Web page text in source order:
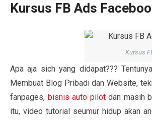
Kursus FB Ads
Kursus
Apa aja sich yang didapat???
Membuat Blog Pribadi dan Website,
fanpages, bisnis auto pilotdan masih
itu, video tutorial seumur hidup akan